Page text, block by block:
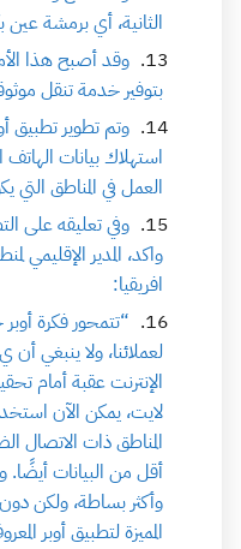
الثانية، أي برمشة
وقد أصبح هذا
بتوفير خدمة تنقل
وتم تطوير
استهلاك بيانات
العمل في المناطق
وفي تعليقه على
واكد، المدير الإقليمي
افريقيا:
“تتمحور فكرة
لعملائنا، ولا ينبغي
الإنترنت عقبة أمام
لايت، يمكن الآن
المناطق ذات الاتصال
أقل من البيانات
وأكثر بساطة، ولكن
المميزة لتطبيق أوبر